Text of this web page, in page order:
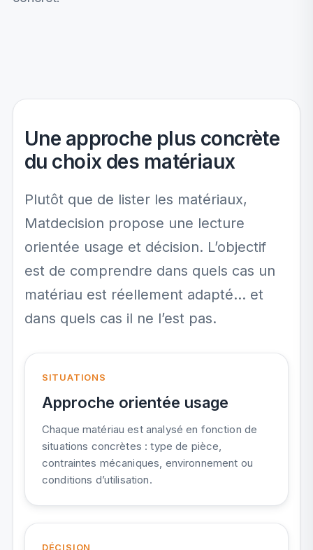
Une approche plus concrète
du choix des matériaux
Plutôt que de lister les matériaux,
Matdecision propose une lecture
orientée usage et décision. L’objectif
est de comprendre dans quels cas un
matériau est réellement adapté… et
dans quels cas il ne l’est pas.
SITUATIONS
Approche orientée usage
Chaque matériau est analysé en fonction de
situations concrètes : type de pièce,
contraintes mécaniques, environnement ou
conditions d’utilisation.
DÉCISION